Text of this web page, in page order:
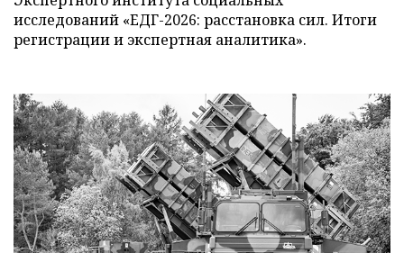
исследований «ЕДГ-2026: расстановка сил. Итоги
регистрации и экспертная аналитика».